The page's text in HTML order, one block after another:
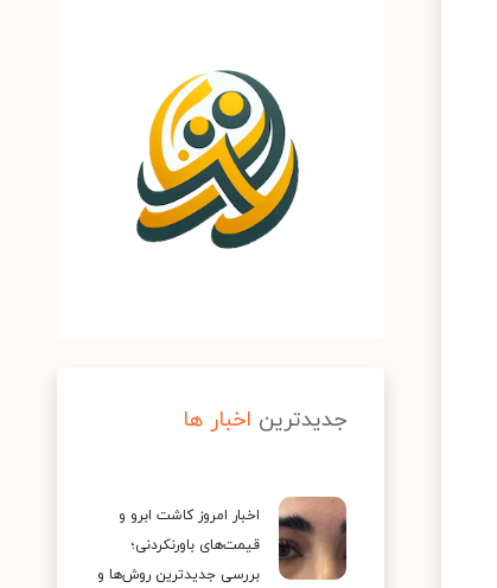
جدیدترین اخبار ها
اخبار امروز کاشت ابرو و
قیمت‌های باورنکردنی؛
بررسی جدیدترین روش‌ها و